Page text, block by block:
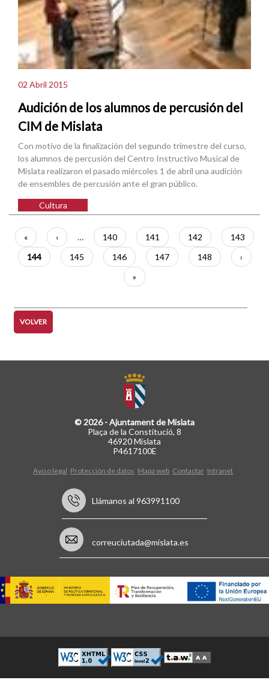
02 Abril 2015
Audición de los alumnos de percusión del
CIM de Mislata
Con motivo de la finalización del segundo trimestre del curso,
los alumnos de percusión del Centro Instructivo Musical de
Mislata realizaron el pasado miércoles 1 de abril una audición
de ensembles de percusión ante el gran público.
Cultura
Paginación
Primera
página
«
Página
anterior
‹ … Página
140 Página
141 Página
142 Página
143
Página
actual
144 Página
145 Página
146 Página
147 Página
148
página
›
Última
página
»
VOLVER
© 2026 - Ajuntament de Mislata
Plaça de la Constitució, 8
46920 Mislata
P4617100E
Aviso legal Protección de datos Mapa web Contactar Intranet
Llámanos al 963991100
correuciutada@mislata.es